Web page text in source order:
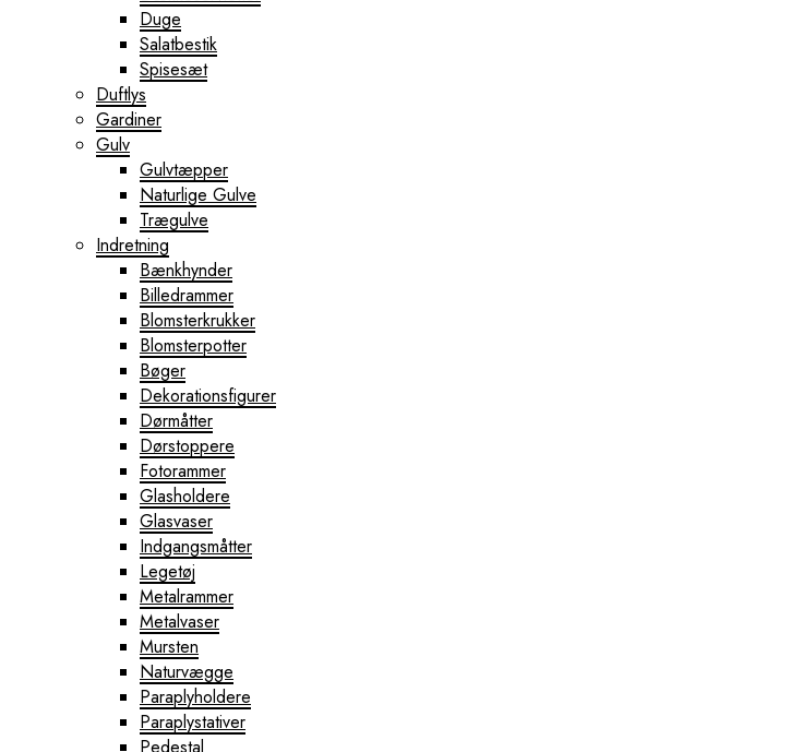
Duge
Salatbestik
Spisesæt
Duftlys
Gardiner
Gulv
Gulvtæpper
Naturlige Gulve
Trægulve
Indretning
Bænkhynder
Billedrammer
Blomsterkrukker
Blomsterpotter
Bøger
Dekorationsfigurer
Dørmåtter
Dørstoppere
Fotorammer
Glasholdere
Glasvaser
Indgangsmåtter
Legetøj
Metalrammer
Metalvaser
Mursten
Naturvægge
Paraplyholdere
Paraplystativer